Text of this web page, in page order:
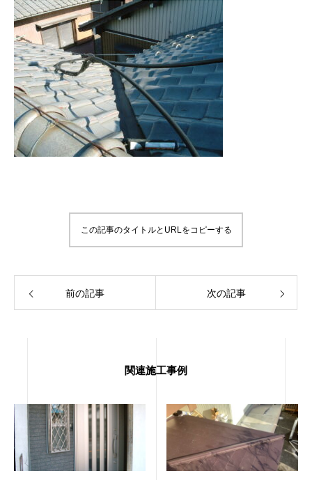
この記事のタイトルとURLをコピーする
前の記事 次の記事
関連施工事例